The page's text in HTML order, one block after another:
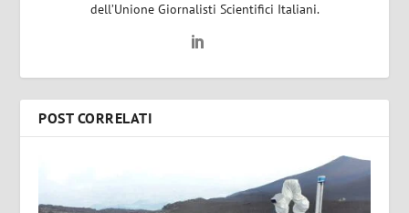
dell’Unione Giornalisti Scientifici Italiani.
POST CORRELATI